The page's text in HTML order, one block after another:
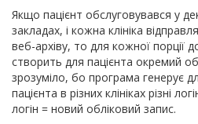
Якщо пацієнт обслуговувався у
закладах, і кожна клініка
веб-архіву, то для кожної порції
створить для пацієнта окремий
зрозуміло, бо програма генерує
пацієнта в різних клініках різні
логін = новий обліковий запис.